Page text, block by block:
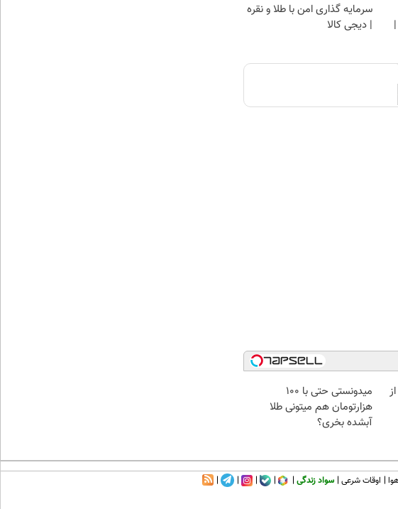
سرمایه گذاری امن با طلا و نقره
| دیجی کالا
میدونستی حتی با ۱۰۰
هزارتومان هم میتونی طلا
آبشده بخری؟
اوقات شرعی سواد زندگی